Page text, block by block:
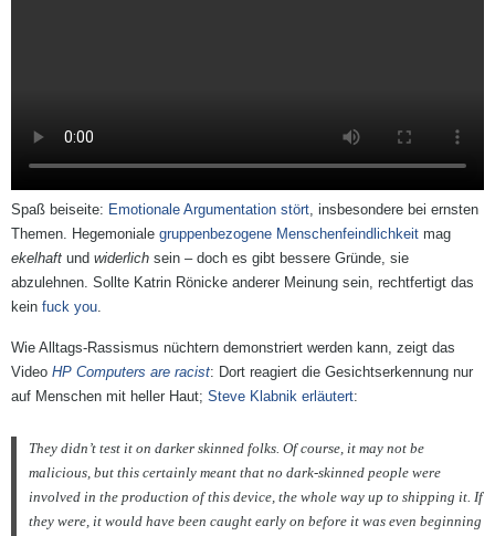
Spaß beiseite: Emotionale Argumentation stört, insbesondere bei ernsten
Themen. Hegemoniale gruppenbezogene Menschenfeindlichkeit mag
ekelhaft und widerlich sein – doch es gibt bessere Gründe, sie
abzulehnen. Sollte Katrin Rönicke anderer Meinung sein, rechtfertigt das
kein fuck you.
Wie Alltags-Rassismus nüchtern demonstriert werden kann, zeigt das
Video HP Computers are racist: Dort reagiert die Gesichtserkennung nur
auf Menschen mit heller Haut; Steve Klabnik erläutert:
They didn’t test it on darker skinned folks. Of course, it may not be
malicious, but this certainly meant that no dark-skinned people were
involved in the production of this device, the whole way up to shipping it. If
they were, it would have been caught early on before it was even beginning